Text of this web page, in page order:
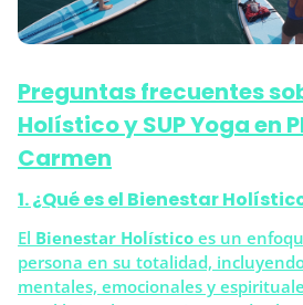
Preguntas frecuentes
Holístico y SUP Yoga en
Carmen
1. ¿Qué es el Bienestar
El Bienestar Holístico es un
persona en su totalidad,
mentales, emocionales y